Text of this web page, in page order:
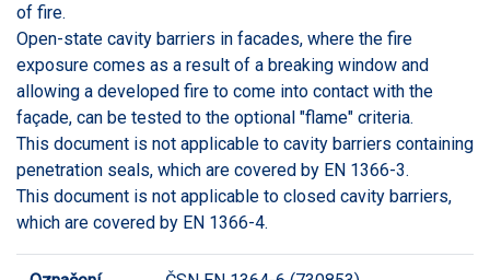
of fire.
Open-state cavity barriers in facades, where the fire
exposure comes as a result of a breaking window and
allowing a developed fire to come into contact with the
façade, can be tested to the optional "flame" criteria.
This document is not applicable to cavity barriers containing
penetration seals, which are covered by EN 1366-3.
This document is not applicable to closed cavity barriers,
which are covered by EN 1366-4.